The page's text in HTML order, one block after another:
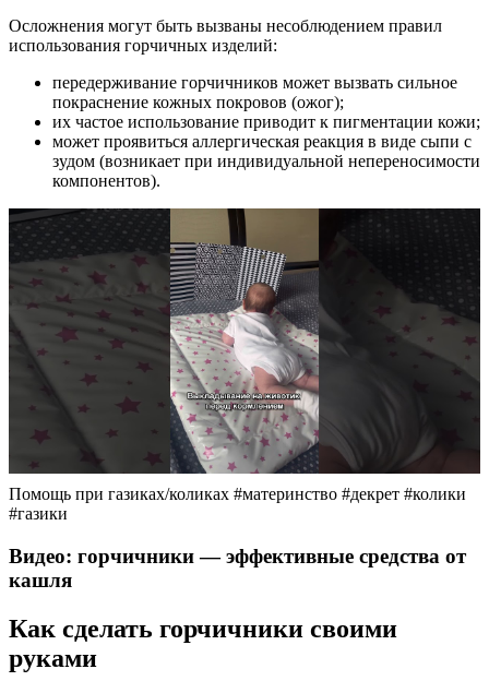
Осложнения могут быть вызваны несоблюдением правил
использования горчичных изделий:
передерживание горчичников может вызвать сильное
покраснение кожных покровов (ожог);
их частое использование приводит к пигментации кожи;
может проявиться аллергическая реакция в виде сыпи с
зудом (возникает при индивидуальной непереносимости
компонентов).
Помощь при газиках/коликах #материнство #декрет #колики
#газики
Видео: горчичники — эффективные средства от
кашля
Как сделать горчичники своими
руками